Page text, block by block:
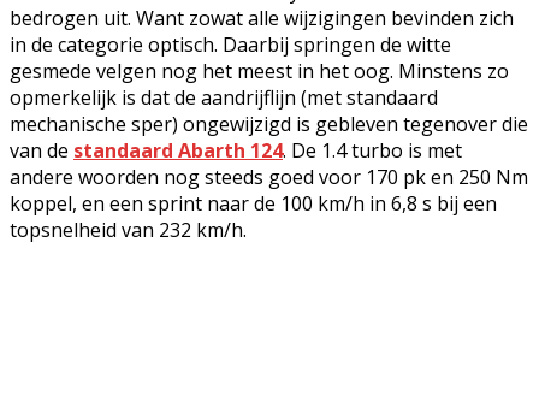
bedrogen uit. Want zowat alle wijzigingen bevinden zich
in de categorie optisch. Daarbij springen de witte
gesmede velgen nog het meest in het oog. Minstens zo
opmerkelijk is dat de aandrijflijn (met standaard
mechanische sper) ongewijzigd is gebleven tegenover die
van de standaard Abarth 124. De 1.4 turbo is met
andere woorden nog steeds goed voor 170 pk en 250 Nm
koppel, en een sprint naar de 100 km/h in 6,8 s bij een
topsnelheid van 232 km/h.